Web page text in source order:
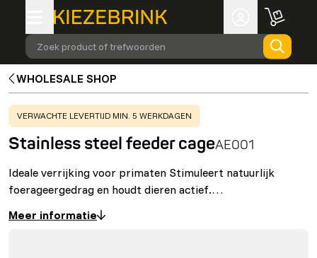
Zoek product of trefwoorden
WHOLESALE SHOP
WARNING:
VERWACHTE LEVERTIJD MIN. 5 WERKDAGEN
Stainless steel feeder cageAE001
Ideale verrijking voor primaten Stimuleert natuurlijk
foerageergedrag en houdt dieren actief.…
Meer informatie